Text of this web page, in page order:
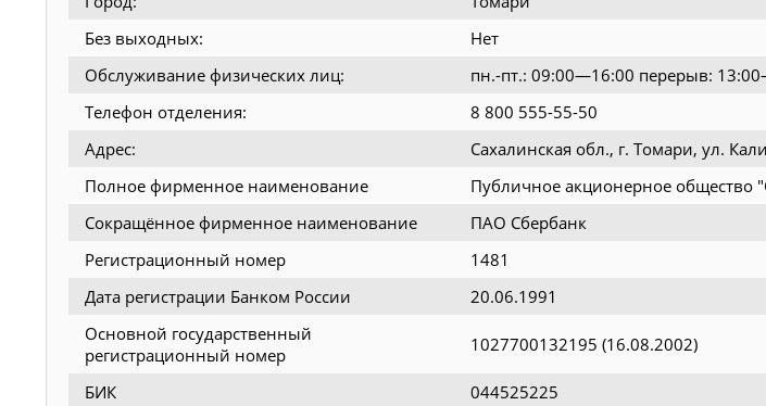
Без выходных:
Нет
Обслуживание физических лиц:
пн.-пт.: 09:00—16:00 перерыв:
Телефон отделения:
8 800 555-55-50
Адрес:
Сахалинская обл., г. Томари, ул.
Полное фирменное наименование
Публичное акционерное общество
Сокращённое фирменное наименование
ПАО Сбербанк
Регистрационный номер
1481
Дата регистрации Банком России
20.06.1991
Основной государственный
регистрационный номер
1027700132195 (16.08.2002)
БИК
044525225